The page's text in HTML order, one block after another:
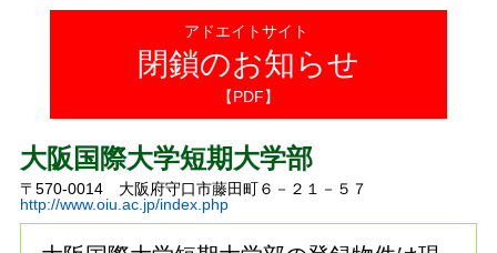
アドエイトサイト
閉鎖のお知らせ
【PDF】
大阪国際大学短期大学部
〒570-0014 大阪府守口市藤田町６－２１－５７
http://www.oiu.ac.jp/index.php